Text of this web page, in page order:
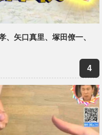
、矢口真里、塚田僚一、